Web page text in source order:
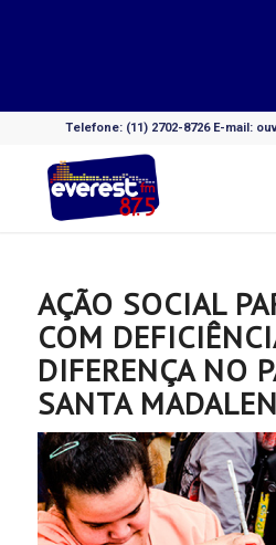
Telefone: (11) 2702-8726 E-mail:
AÇÃO SOCIAL
COM
DIFERENÇA NO
SANTA